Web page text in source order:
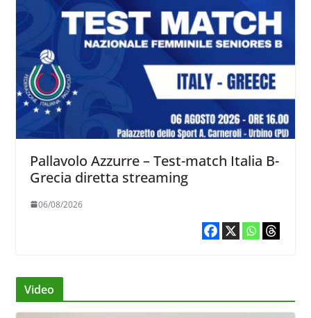
Pallavolo Azzurre – Test-match Italia B-
Grecia diretta streaming
06/08/2026
Video